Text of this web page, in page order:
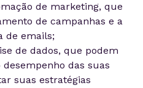
de marketing, que
de campanhas e a
de emails;
de dados, que podem
das suas
suas estratégias